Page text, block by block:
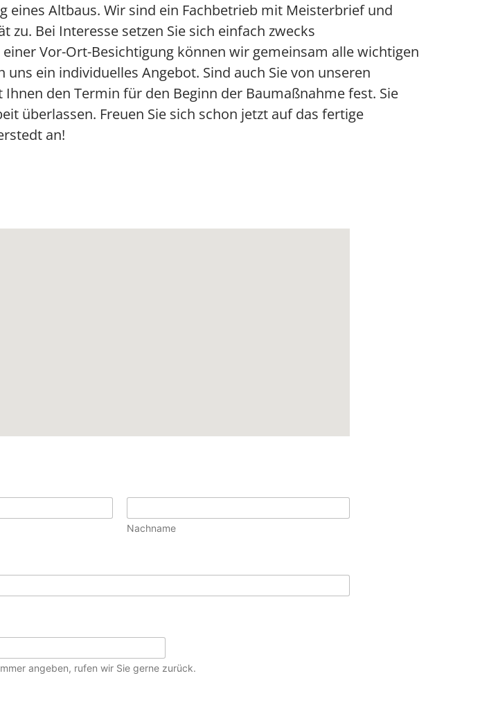
Altbaus. Wir sind ein Fachbetrieb mit Meisterbrief und
Bei Interesse setzen Sie sich einfach zwecks
Vor-Ort-Besichtigung können wir gemeinsam alle wichtigen
ein individuelles Angebot. Sind auch Sie von unseren
den Termin für den Beginn der Baumaßnahme fest. Sie
überlassen. Freuen Sie sich schon jetzt auf das fertige
an!
Nachname
angeben, rufen wir Sie gerne zurück.